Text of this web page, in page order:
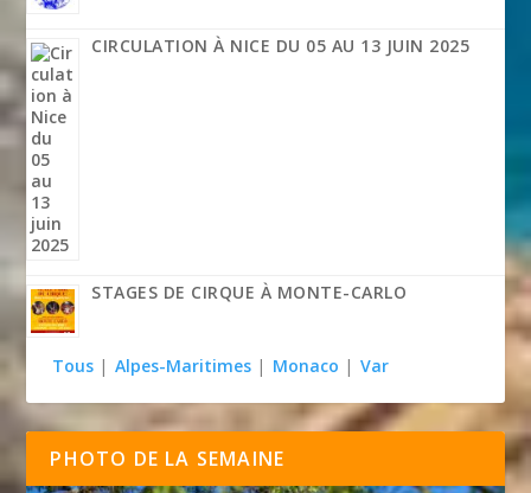
CIRCULATION À NICE DU 05 AU 13 JUIN 2025
STAGES DE CIRQUE À MONTE-CARLO
Tous | Alpes-Maritimes | Monaco | Var
PHOTO DE LA SEMAINE